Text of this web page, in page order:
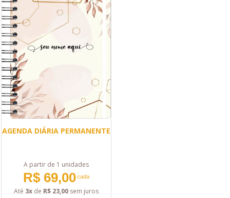
AGENDA DIÁRIA PERMANENTE
A partir de 1 unidades
R$ 69,00cada
Até 3xde R$ 23,00sem juros